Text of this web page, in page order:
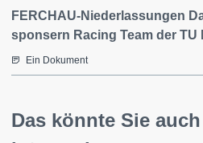
FERCHAU-Niederlassungen
sponsern Racing Team der TU
Ein Dokument
Das könnte Sie auch